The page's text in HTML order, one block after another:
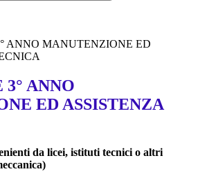
ANNO MANUTENZIONE ED
ANNO
ED ASSISTENZA
da licei, istituti tecnici o altri